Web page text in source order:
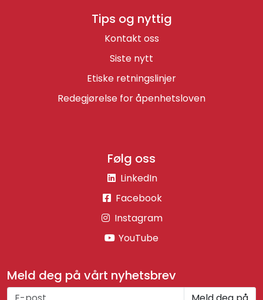
Meld deg på vårt nyhetsbrev
Tips og nyttig
Kontakt oss
Siste nytt
Etiske retningslinjer
Redegjørelse for åpenhetsloven
Følg oss
LinkedIn
Facebook
Instagram
YouTube